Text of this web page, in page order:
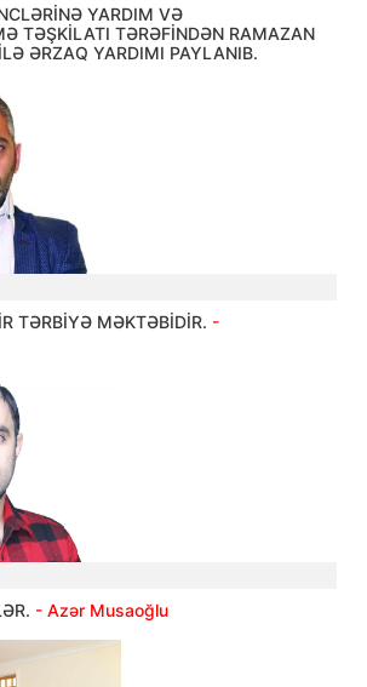
YARDIM VƏ
TƏŞKİLATI TƏRƏFİNDƏN RAMAZAN
ƏRZAQ YARDIMI PAYLANIB.
TƏRBİYƏ MƏKTƏBİDİR. -
- Azər Musaoğlu